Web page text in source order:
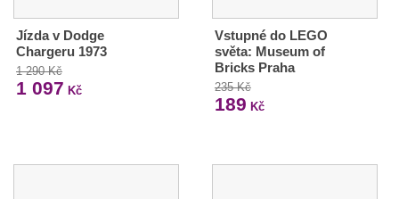
Jízda v Dodge
Chargeru 1973
1 290 Kč
1 097 Kč
Vstupné do LEGO
světa: Museum of
Bricks Praha
235 Kč
189 Kč